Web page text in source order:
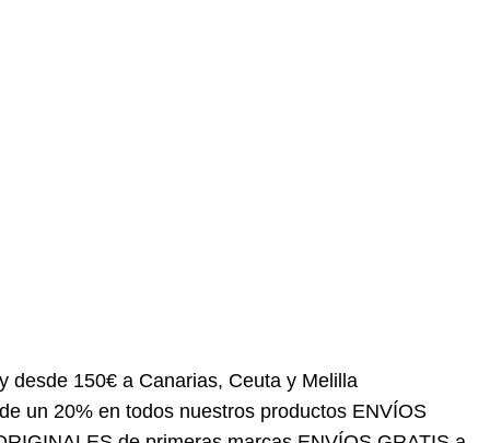
a Canarias, Ceuta y Melilla DESCUENTOS PARA
ENVÍOS NACIONALES a toda España